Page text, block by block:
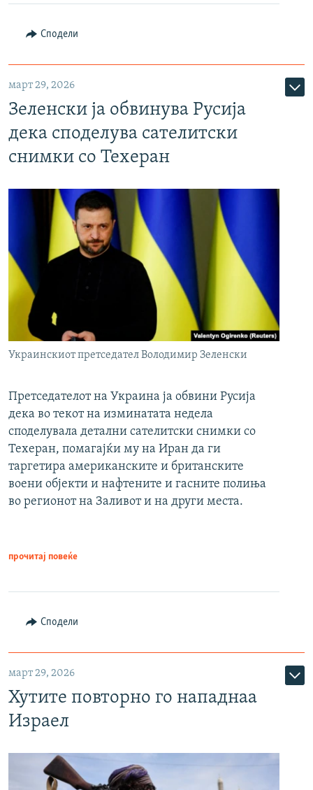
Сподели
март 29, 2026
Зеленски ја обвинува Русија
дека споделува сателитски
снимки со Техеран
Украинскиот претседател Володимир Зеленски
Претседателот на Украина ја обвини Русија
дека во текот на изминатата недела
споделувала детални сателитски снимки со
Техеран, помагајќи му на Иран да ги
таргетира американските и британските
воени објекти и нафтените и гасните полиња
во регионот на Заливот и на други места.
прочитај повеќе
Сподели
март 29, 2026
Хутите повторно го нападнаа
Израел